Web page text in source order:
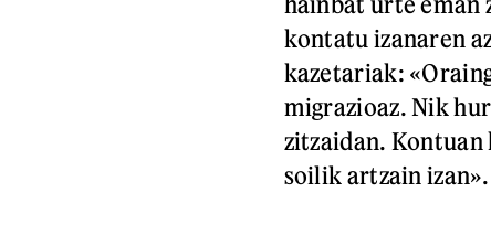
kontatu izanaren
kazetariak:
migrazioaz. Nik
zitzaidan. Kontuan
soilik artzain izan».